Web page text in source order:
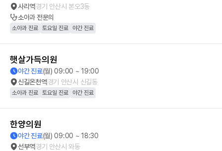
사리역경기 안산시 본오3동
소아과전문의
소아과 진료 토요일 진료 야간 진료
햇살가득의원
야간 진료(월) 09:00 ~ 19:00
신길온천역경기 안산시 신길동
소아과 진료 토요일 진료 야간 진료
한양의원
야간 진료(월) 09:00 ~ 18:30
선부역경기 안산시 와동